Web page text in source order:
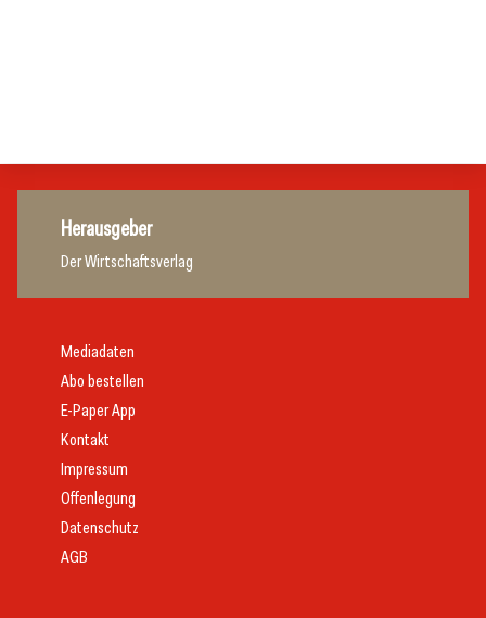
Herausgeber
Der Wirtschaftsverlag
Mediadaten
Abo bestellen
E-Paper App
Kontakt
Impressum
Offenlegung
Datenschutz
AGB